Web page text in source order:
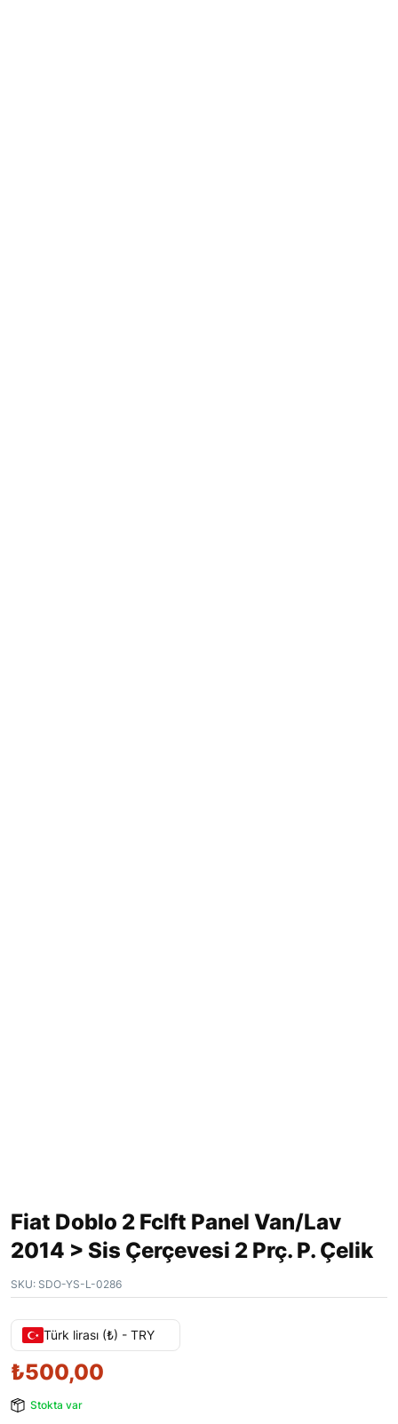
Fiat Doblo 2 Fclft Panel Van/Lav
2014 > Sis Çerçevesi 2 Prç. P. Çelik
SKU: SDO-YS-L-0286
Türk lirası (₺) - TRY
₺500,00
Stokta var